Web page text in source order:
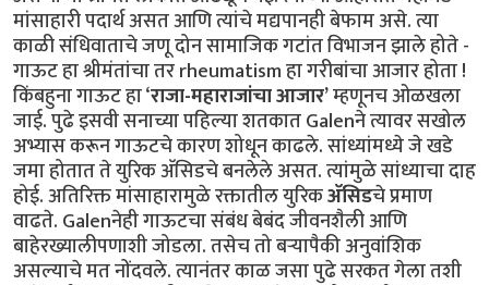
मांसाहारी पदार्थ असत आणि त्यांचे मद्यपानही बेफाम असे. त्या
काळी संधिवाताचे जणू दोन सामाजिक गटांत विभाजन झाले होते -
गाऊट हा श्रीमंतांचा तर rheumatism हा गरीबांचा आजार होता !
किंबहुना गाऊट हा ‘राजा-महाराजांचा आजार’म्हणूनच ओळखला
जाई. पुढे इसवी सनाच्या पहिल्या शतकात Galenने त्यावर सखोल
अभ्यास करून गाऊटचे कारण शोधून काढले. सांध्यांमध्ये जे खडे
जमा होतात ते युरिक अ‍ॅसिडचे बनलेले असत. त्यांमुळे सांध्याचा दाह
होई. अतिरिक्त मांसाहारामुळे रक्तातील युरिकअ‍ॅसिडचे प्रमाण
वाढते. Galenनेही गाऊटचा संबंध बेबंद जीवनशैली आणि
बाहेरख्यालीपणाशी जोडला. तसेच तो बऱ्यापैकी अनुवांशिक
असल्याचे मत नोंदवले. त्यानंतर काळ जसा पुढे सरकत गेला तशी